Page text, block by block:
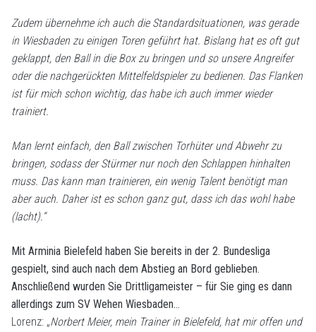
Zudem übernehme ich auch die Standardsituationen, was gerade
in Wiesbaden zu einigen Toren geführt hat. Bislang hat es oft gut
geklappt, den Ball in die Box zu bringen und so unsere Angreifer
oder die nachgerückten Mittelfeldspieler zu bedienen. Das Flanken
ist für mich schon wichtig, das habe ich auch immer wieder
trainiert.
Man lernt einfach, den Ball zwischen Torhüter und Abwehr zu
bringen, sodass der Stürmer nur noch den Schlappen hinhalten
muss. Das kann man trainieren, ein wenig Talent benötigt man
aber auch. Daher ist es schon ganz gut, dass ich das wohl habe
(lacht).“
Mit Arminia Bielefeld haben Sie bereits in der 2. Bundesliga
gespielt, sind auch nach dem Abstieg an Bord geblieben.
Anschließend wurden Sie Drittligameister – für Sie ging es dann
allerdings zum SV Wehen Wiesbaden…
Lorenz: „Norbert Meier, mein Trainer in Bielefeld, hat mir offen und